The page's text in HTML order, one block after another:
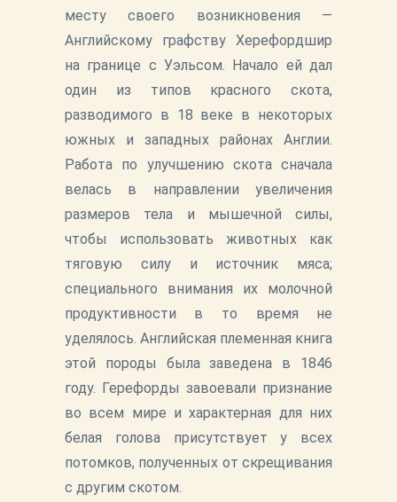
месту своего возникновения —
Английскому графству Херефордшир
на границе с Уэльсом. Начало ей дал
один из типов красного скота,
разводимого в 18 веке в некоторых
южных и западных районах Англии.
Работа по улучшению скота сначала
велась в направлении увеличения
размеров тела и мышечной силы,
чтобы использовать животных как
тяговую силу и источник мяса;
специального внимания их молочной
продуктивности в то время не
уделялось. Английская племенная книга
этой породы была заведена в 1846
году. Герефорды завоевали признание
во всем мире и характерная для них
белая голова присутствует у всех
потомков, полученных от скрещивания
с другим скотом.